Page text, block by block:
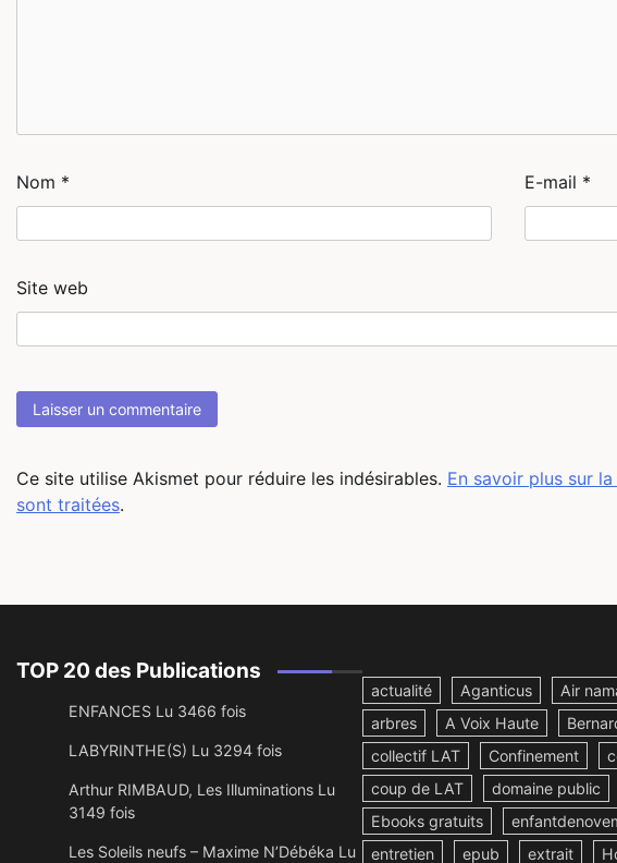
Nom * E-mail *
Site web
Ce site utilise Akismet pour réduire les indésirables. En savoir plus sur
sont traitées.
TOP 20 des Publications
ENFANCES Lu 3466 fois
LABYRINTHE(S) Lu 3294 fois
Arthur RIMBAUD, Les Illuminations Lu
3149 fois
Les Soleils neufs – Maxime N’Débéka Lu
actualité Aganticus
Air
arbres
A Voix Haute
collectif LAT
Confinement
coup de LAT
domaine public
Ebooks gratuits
entretien
epub extrait